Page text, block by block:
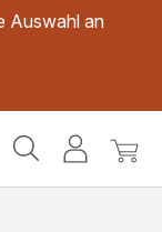
Auswahl an
Mein
Mein